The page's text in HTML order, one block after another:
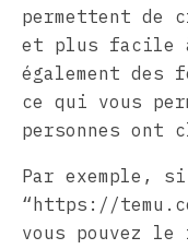
permettent de
et plus facile
également
ce qui vous
personnes
Par exemple,
“https://
vous pouvez